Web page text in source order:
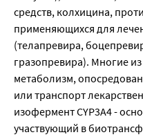
средств, колхицина,
применяющихся для
(телапревира,
гразопревира). Многие
метаболизм,
или транспорт
изофермент CYP3A4 -
участвующий в